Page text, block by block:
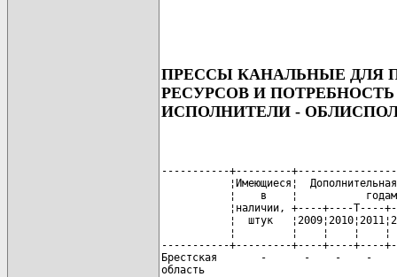
ПРЕССЫ КАНАЛЬНЫЕ ДЛЯ
РЕСУРСОВ И
ИСПОЛНИТЕЛИ -
-----------+---------
¦Имеющиеся¦
¦    в    ¦
¦наличии, +----+----T----
¦  штук
¦         ¦    ¦    ¦
-----------+---------+----+----+----
Брестская       -      -    -    -
область